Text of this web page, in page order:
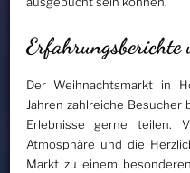
Erfahrungsberichte
Der Weihnachtsmarkt in
Jahren zahlreiche
Erlebnisse gerne teilen.
Atmosphäre und die
Markt zu einem